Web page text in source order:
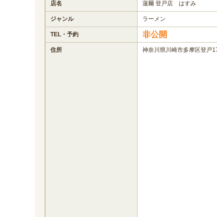
店名 蓮爾 登戸店 はすみ
ジャンル ラーメン
TEL・予約 非公開
住所 神奈川県川崎市多摩区登戸